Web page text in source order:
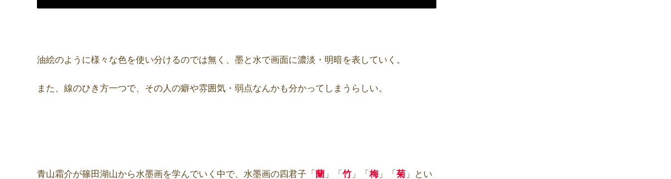
油絵のように様々な色を使い分けるのでは無く、墨と水で画面に濃淡・明暗を表していく。
また、線のひき方一つで、その人の癖や雰囲気・弱点なんかも分かってしまうらしい。
青山霜介が篠田湖山から水墨画を学んでいく中で、水墨画の四君子「 蘭 」「 竹 」「梅」「 菊 」とい